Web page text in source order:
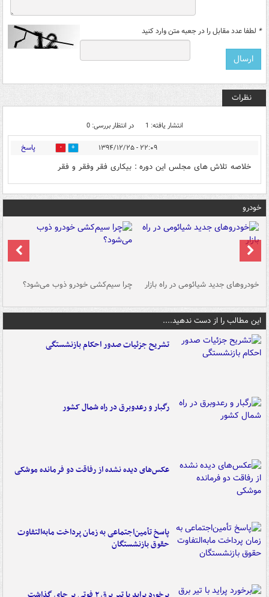
* لطفا عدد مقابل را در جعبه متن وارد کنید
نظرات
انتشار یافته: 1 در انتظار بررسی: 0
۲۲:۰۹ - ۱۳۹۴/۱۲/۲۵ 0 پاسخ
خلاصه تلاش های مجلس این دوره : بیکاری فقر وفقر و فقر
خودرو
خودروهای جدید شیائومی در راه بازار چرا سیم‌کشی خودرو ذوب می‌شود؟
این مطالب را از دست ندهید....
تشریح جزئیات صدور احکام بازنشستگی
رگبار و رعدوبرق در راه شمال کشور
عکس‌های دیده نشده از رفاقت دو فرمانده‌ موشکی
پاسخ تأمین‌اجتماعی به زمان پرداخت مابه‌التفاوت
حقوق بازنشستگان